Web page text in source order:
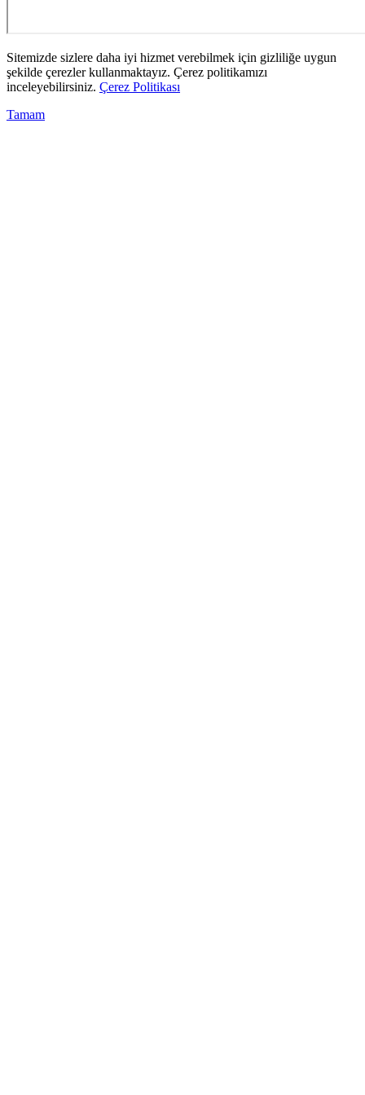
Sitemizde sizlere daha iyi hizmet verebilmek için gizliliğe uygun
şekilde çerezler kullanmaktayız. Çerez politikamızı
inceleyebilirsiniz. Çerez Politikası
Tamam